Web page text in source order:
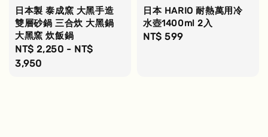
日本製 泰成窯 大黑手造
雙層砂鍋 三合炊 大黑鍋
大黑窯 炊飯鍋
Regular
price
NT$ 2,250 - NT$
3,950
日本 HARIO 耐熱萬用冷
水壺1400ml 2入
Regular
NT$ 599